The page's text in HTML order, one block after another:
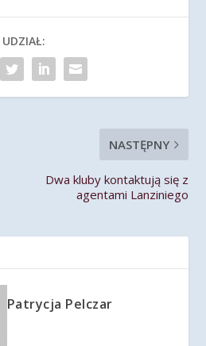
UDZIAŁ:
NASTĘPNY
Dwa kluby kontaktują się z
agentami Lanziniego
Patrycja Pelczar